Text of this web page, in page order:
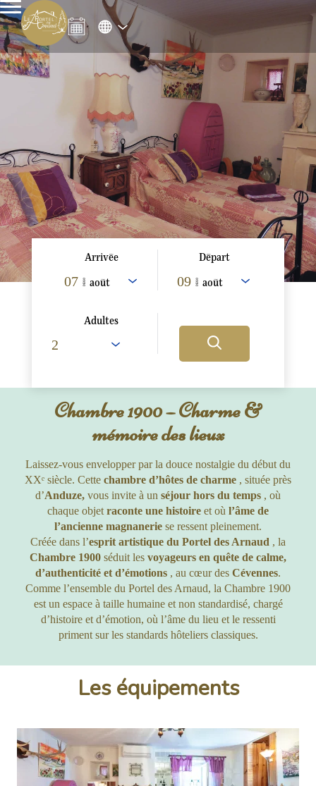
Arrivée
07 / août
Départ
09 / août
Adultes
Chambre 1900 – Charme &
mémoire des lieux
Laissez-vous envelopper par la douce nostalgie du début du
XXᵉ siècle. Cette chambre d’hôtes de charme , située près
d’Anduze, vous invite à un séjour hors du temps , où
chaque objet raconte une histoire et où l’âme de
l’ancienne magnanerie se ressent pleinement.
Créée dans l’esprit artistique du Portel des Arnaud , la
Chambre 1900 séduit les voyageurs en quête de calme,
d’authenticité et d’émotions , au cœur des Cévennes.
Comme l’ensemble du Portel des Arnaud, la Chambre 1900
est un espace à taille humaine et non standardisé, chargé
d’histoire et d’émotion, où l’âme du lieu et le ressenti
priment sur les standards hôteliers classiques.
Les équipements